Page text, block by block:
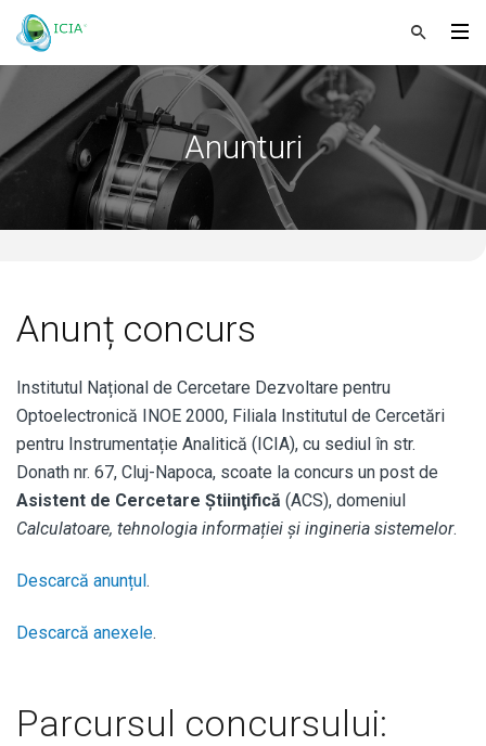
Anunturi
Anunț concurs
Institutul Național de Cercetare Dezvoltare pentru
Optoelectronică INOE 2000, Filiala Institutul de Cercetări
pentru Instrumentație Analitică (ICIA), cu sediul în str.
Donath nr. 67, Cluj-Napoca, scoate la concurs un post de
Asistent de Cercetare Știinţifică (ACS), domeniul
Calculatoare, tehnologia informației și ingineria sistemelor.
Descarcă anunțul .
Descarcă anexele.
Parcursul concursului: